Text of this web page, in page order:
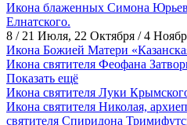
Икона блаженных Симона
Елнатского.
8 / 21 Июля, 22 Октября / 4
Икона Божией Матери
Икона святителя Феофана
Показать ещё
Икона святителя Луки
Икона святителя Николая,
святителя Спиридона